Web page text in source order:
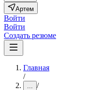
Артем
Войти
Войти
Создать резюме
Главная
/
... /